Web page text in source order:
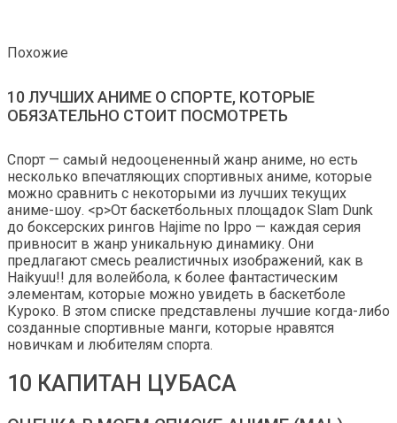
Похожие
10 ЛУЧШИХ АНИМЕ О СПОРТЕ, КОТОРЫЕ
ОБЯЗАТЕЛЬНО СТОИТ ПОСМОТРЕТЬ
Спорт — самый недооцененный жанр аниме, но есть
несколько впечатляющих спортивных аниме, которые
можно сравнить с некоторыми из лучших текущих
аниме-шоу. <р>От баскетбольных площадок Slam Dunk
до боксерских рингов Hajime no Ippo — каждая серия
привносит в жанр уникальную динамику. Они
предлагают смесь реалистичных изображений, как в
Haikyuu!! для волейбола, к более фантастическим
элементам, которые можно увидеть в баскетболе
Куроко. В этом списке представлены лучшие когда-либо
созданные спортивные манги, которые нравятся
новичкам и любителям спорта.
10 КАПИТАН ЦУБАСА